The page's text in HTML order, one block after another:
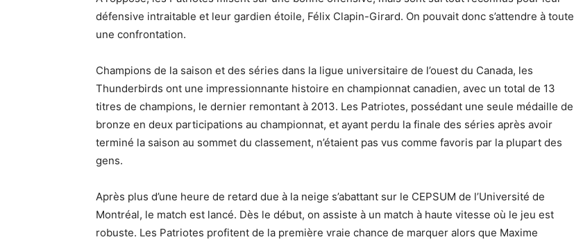
défensive intraitable et leur gardien étoile, Félix Clapin-Girard. On pouvait donc s’attendre à toute
une confrontation.
Champions de la saison et des séries dans la ligue universitaire de l’ouest du Canada, les
Thunderbirds ont une impressionnante histoire en championnat canadien, avec un total de 13
titres de champions, le dernier remontant à 2013. Les Patriotes, possédant une seule médaille de
bronze en deux participations au championnat, et ayant perdu la finale des séries après avoir
terminé la saison au sommet du classement, n’étaient pas vus comme favoris par la plupart des
gens.
Après plus d’une heure de retard due à la neige s’abattant sur le CEPSUM de l’Université de
Montréal, le match est lancé. Dès le début, on assiste à un match à haute vitesse où le jeu est
robuste. Les Patriotes profitent de la première vraie chance de marquer alors que Maxime